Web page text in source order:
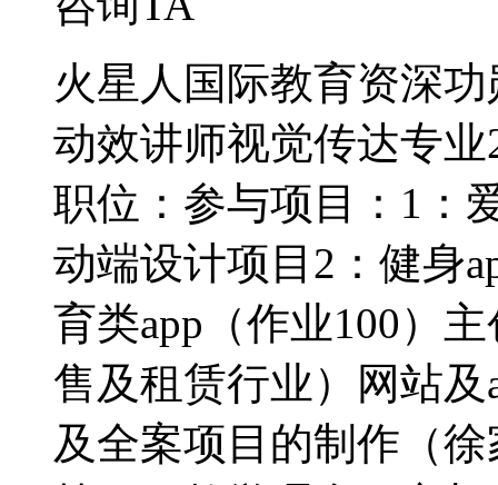
火星人国际教育资深
动效讲师视觉传达专
职位：参与项目：1：
动端设计项目2：健身
育类app（作业100）
售及租赁行业）网站
及全案项目的制作（